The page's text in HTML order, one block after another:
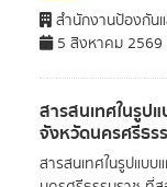
สำนักงานป้องกัน
5 สิงหาคม 2569
สารสนเทศในรูป
จังหวัดนครศรีธร
สารสนเทศในรูปแบ